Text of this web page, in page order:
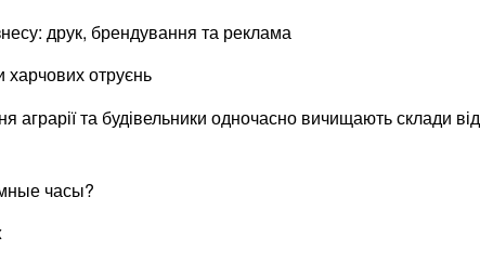
друк, брендування та реклама
харчових отруєнь
аграрії та будівельники одночасно вичищають склади від
часы?